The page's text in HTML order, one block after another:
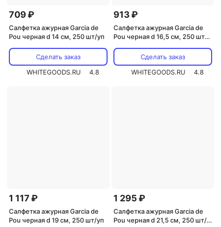
709 ₽
Салфетка ажурная Garcia de
Pou черная d 14 см, 250 шт/уп
Сделать заказ
WHITEGOODS.RU
4.8
913 ₽
Салфетка ажурная Garcia de
Pou черная d 16,5 см, 250 шт/
Сделать заказ
WHITEGOODS.RU
4.8
1 117 ₽
Салфетка ажурная Garcia de
Pou черная d 19 см, 250 шт/уп
1 295 ₽
Салфетка ажурная Garcia de
Pou черная d 21,5 см, 250 шт/